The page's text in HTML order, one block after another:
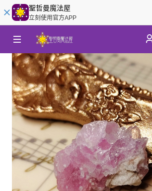
聖哲曼魔法屋
立刻使用官方APP